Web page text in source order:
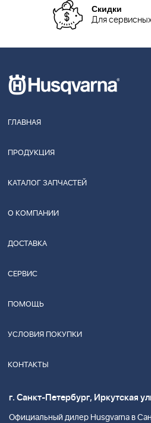
Скидки
Для
ГЛАВНАЯ
ПРОДУКЦИЯ
КАТАЛОГ ЗАПЧАСТЕЙ
О КОМПАНИИ
ДОСТАВКА
СЕРВИС
ПОМОЩЬ
УСЛОВИЯ ПОКУПКИ
КОНТАКТЫ
г. Санкт-Петербург, Иркутская
Официальный дилер Husgvarna в